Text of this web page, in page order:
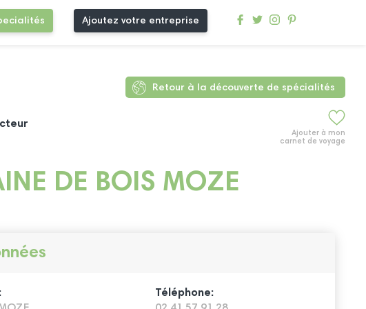
Ajoutez votre entreprise
Retour à la découverte de spécialités
Ajouter à mon
carnet de voyage
DE BOIS MOZE
Téléphone: